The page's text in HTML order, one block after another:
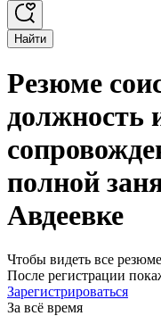
Найти
Резюме
должность
полной
Авдеевке
Чтобы видеть все
После регистрации
Зарегистрироваться
За всё время